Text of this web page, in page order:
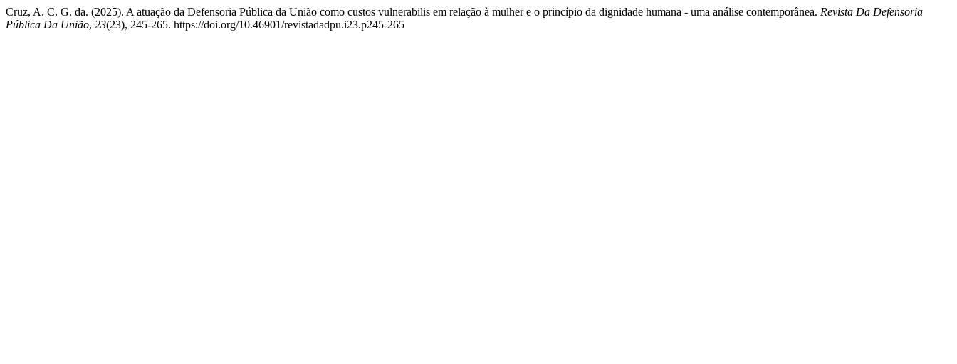
Cruz, A. C. G. da. (2025). A atuação da Defensoria Pública da União como custos vulnerabilis em relação à mulher e o princípio da dignidade humana - uma análise contemporânea. Revista Da Defensoria
Pública Da União, 23(23), 245-265. https://doi.org/10.46901/revistadadpu.i23.p245-265